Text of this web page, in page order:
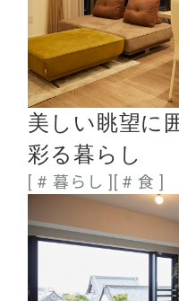
美しい眺望に
彩る暮らし
[ # 暮らし ] [ # 食 ]